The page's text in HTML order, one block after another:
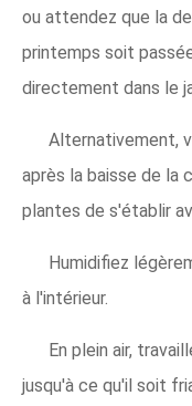
ou attendez que la
printemps soit
directement dans le
Alternativement,
après la baisse de la
plantes de s'établir
Humidifiez
à l'intérieur.
En plein air,
jusqu'à ce qu'il soit